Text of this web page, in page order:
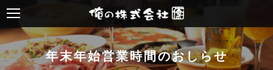
年末年始営業時間のおしらせ